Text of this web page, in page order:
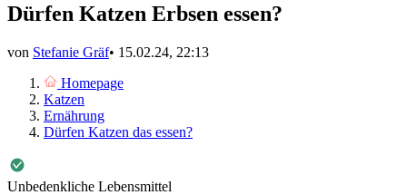
Dürfen Katzen Erbsen essen?
von Stefanie Gräf• 15.02.24, 22:13
Homepage
Katzen
Ernährung
Dürfen Katzen das essen?
Unbedenkliche Lebensmittel